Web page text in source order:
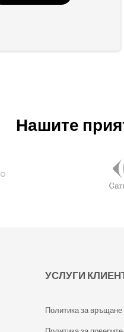
Нашите
УСЛУГИ
Политика за връщане